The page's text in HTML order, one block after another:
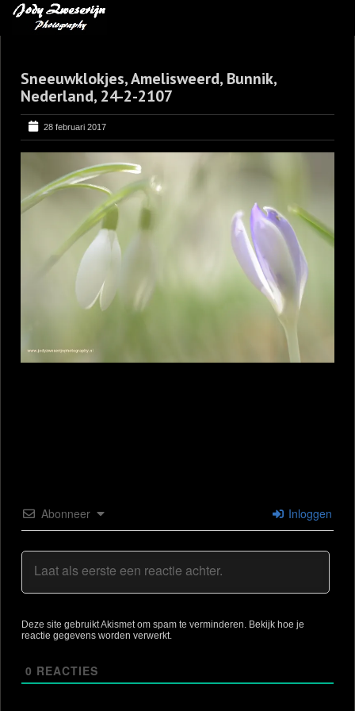
BLOG
BENCE MATE FOTOHUTTEN
CONTACT
Sneeuwklokjes, Amelisweerd, Bunnik,
Nederland, 24-2-2107
28 februari 2017
Abonneer Inloggen
Deze site gebruikt Akismet om spam te verminderen. Bekijk hoe je
reactie gegevens worden verwerkt
0 REACTIES